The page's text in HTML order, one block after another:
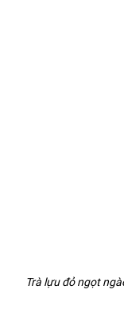
Trà lựu đỏ ngọt